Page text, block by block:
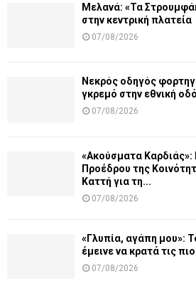
Μελανά: «Τα
στην κεντρική πλατεία
07/08/2026
Νεκρός οδηγός
γκρεμό στην εθνική
07/08/2026
«Ακούσματα Καρδιάς»:
Προέδρου της
Καττή για τη...
07/08/2026
«Γλυπία, αγάπη μου»:
έμεινε να κρατά τις
07/08/2026